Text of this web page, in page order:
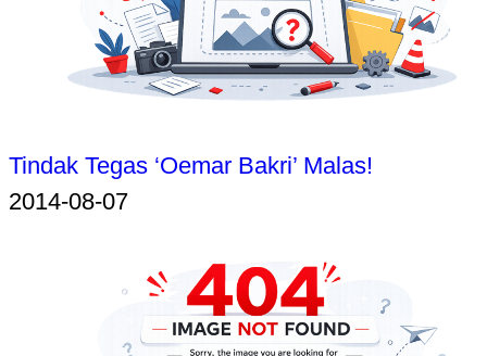
Tindak Tegas ‘Oemar Bakri’ Malas!
2014-08-07